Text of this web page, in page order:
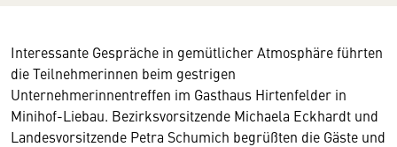
Interessante Gespräche in gemütlicher Atmosphäre führten
die Teilnehmerinnen beim gestrigen
Unternehmerinnentreffen im Gasthaus Hirtenfelder in
Minihof-Liebau. Bezirksvorsitzende Michaela Eckhardt und
Landesvorsitzende Petra Schumich begrüßten die Gäste und